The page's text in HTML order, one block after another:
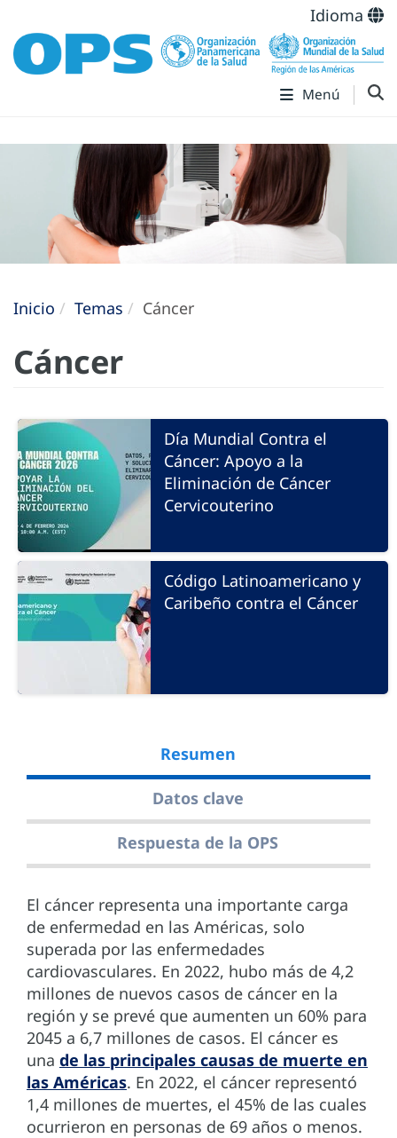
Idioma
Menú
Inicio Temas Cáncer
Cáncer
Día Mundial Contra el
Cáncer: Apoyo a la
Eliminación de Cáncer
Cervicouterino
Código Latinoamericano y
Caribeño contra el Cáncer
Resumen
Datos clave
Respuesta de la OPS
El cáncer representa una importante carga
de enfermedad en las Américas, solo
superada por las enfermedades
cardiovasculares. En 2022, hubo más de 4,2
millones de nuevos casos de cáncer en la
región y se prevé que aumenten un 60% para
2045 a 6,7 millones de casos. El cáncer es
una de las principales causas de muerte en
las Américas. En 2022, el cáncer representó
1,4 millones de muertes, el 45% de las cuales
ocurrieron en personas de 69 años o menos.